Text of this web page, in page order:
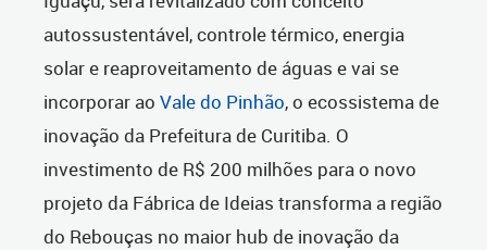
autossustentável, controle térmico, energia
solar e reaproveitamento de águas e vai se
incorporar ao Vale do Pinhão, o ecossistema de
inovação da Prefeitura de Curitiba. O
investimento de R$ 200 milhões para o novo
projeto da Fábrica de Ideias transforma a região
do Rebouças no maior hub de inovação da